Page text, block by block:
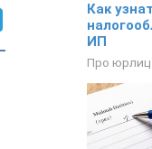
Как
ИП
Про юрлиц